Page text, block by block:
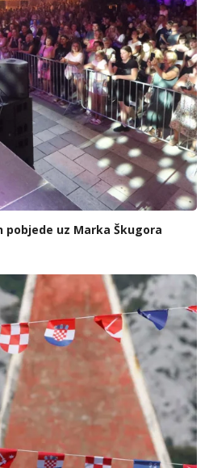
pobjede uz Marka Škugora